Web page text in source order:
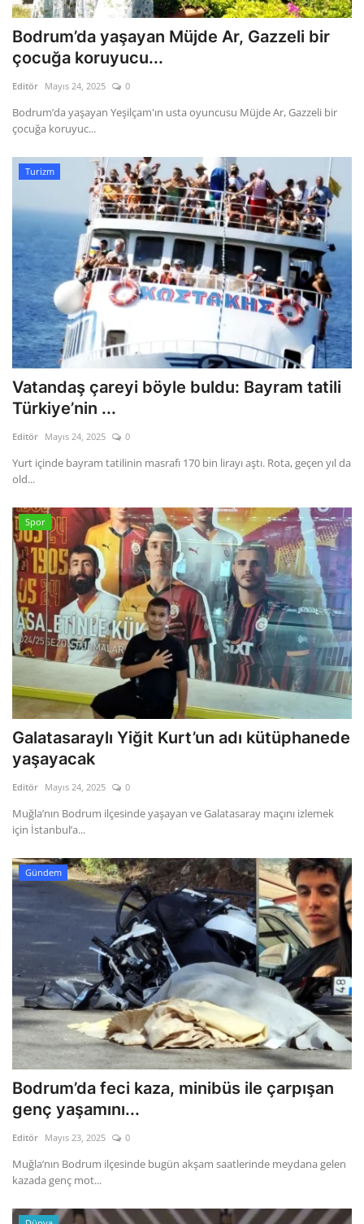
Bodrum’da yaşayan Müjde Ar, Gazzeli bir
çocuğa koruyucu...
Editör Mayıs 24, 2025 0
Bodrum’da yaşayan Yeşilçam'ın usta oyuncusu Müjde Ar, Gazzeli bir
çocuğa koruyuc...
Turizm
Vatandaş çareyi böyle buldu: Bayram tatili
Türkiye’nin ...
Editör Mayıs 24, 2025 0
Yurt içinde bayram tatilinin masrafı 170 bin lirayı aştı. Rota, geçen yıl da
old...
Spor
Galatasaraylı Yiğit Kurt’un adı kütüphanede
yaşayacak
Editör Mayıs 24, 2025 0
Muğla’nın Bodrum ilçesinde yaşayan ve Galatasaray maçını izlemek
için İstanbul’a...
Gündem
Bodrum’da feci kaza, minibüs ile çarpışan
genç yaşamını...
Editör Mayıs 23, 2025 0
Muğla’nın Bodrum ilçesinde bugün akşam saatlerinde meydana gelen
kazada genç mot...